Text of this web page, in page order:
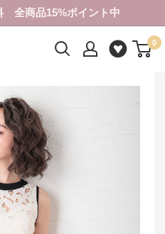
全商品15%ポイント中
0